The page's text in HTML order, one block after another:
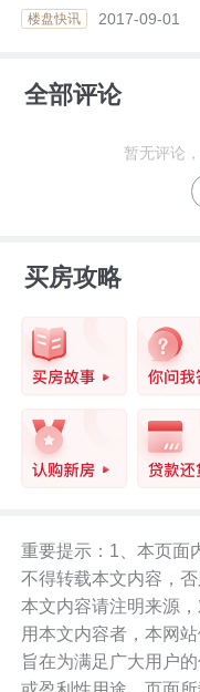
楼盘快讯 2017-09-01
全部评论
暂无评论
买房攻略
重要提示：1、本页面
不得转载本文内容，
本文内容请注明来源
用本文内容者，本网
旨在为满足广大用户